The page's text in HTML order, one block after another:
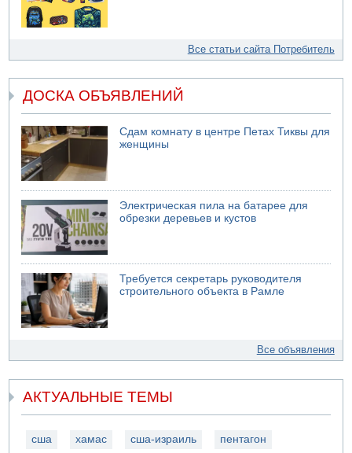
Все статьи сайта Потребитель
ДОСКА ОБЪЯВЛЕНИЙ
Сдам комнату в центре Петах Тиквы для
женщины
Электрическая пила на батарее для
обрезки деревьев и кустов
Требуется секретарь руководителя
строительного объекта в Рамле
Все объявления
АКТУАЛЬНЫЕ ТЕМЫ
сша хамас сша-израиль пентагон